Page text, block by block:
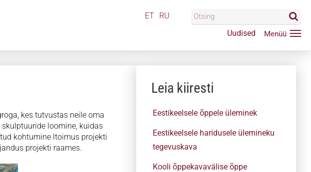
ET RU
Uudised
kes tutvustas neile oma
loomine, kuidas
kohtumine ltoimus projekti
projekti raames.
Leia kiiresti
Eestikeelsele õppele üleminek
Eestikeelsele haridusele ülemineku
tegevuskava
Kooli õppekavavälise õppe